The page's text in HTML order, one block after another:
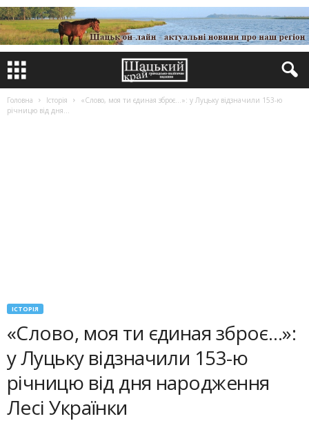
Головна Історія
«Слово, моя ти єдиная зброє…»: у Луцьку відзначили 153-ю
річницю від дня...
ІСТОРІЯ
«Слово, моя ти єдиная зброє…»:
у Луцьку відзначили 153-ю
річницю від дня народження
Лесі Українки